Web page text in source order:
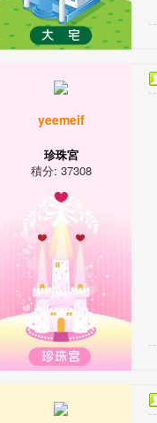
yeemeif
珍珠宮
積分: 37308